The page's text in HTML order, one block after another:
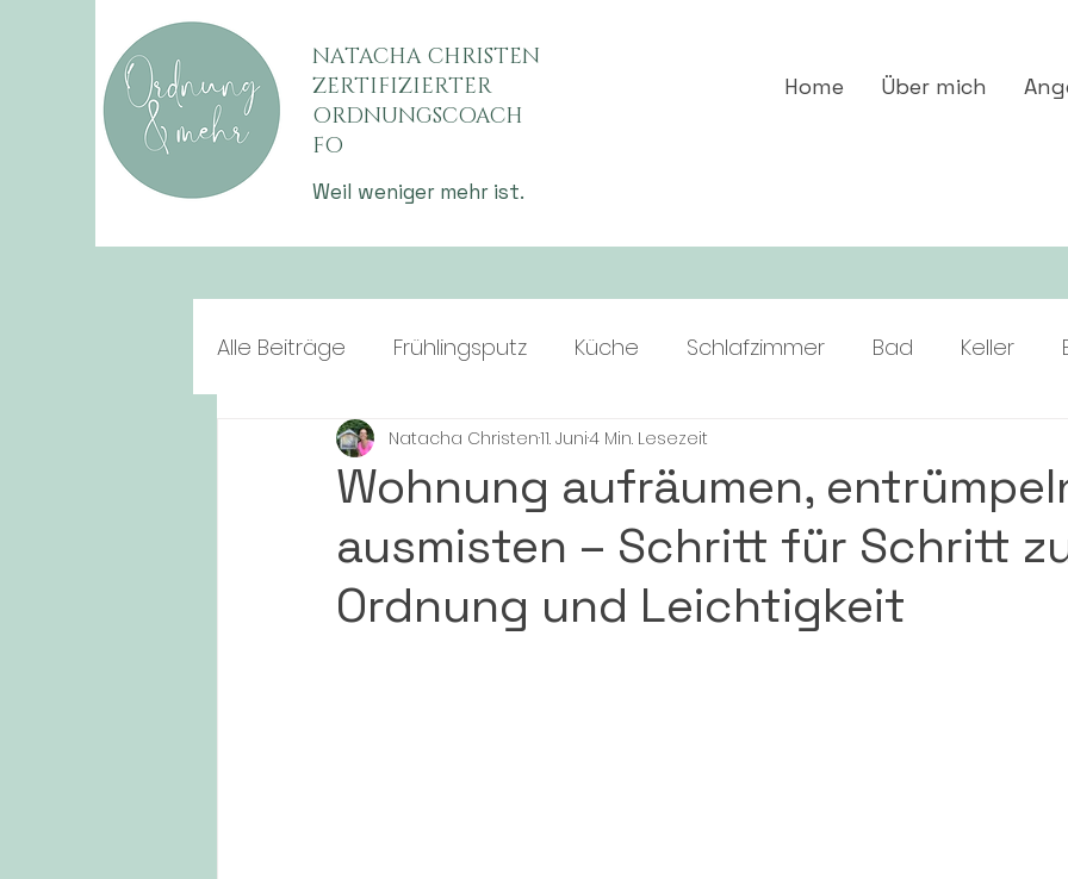
NATACHA CHRISTEN
ZERTIFIZIERTER
ORDNUNGSCOACH
FO
Weil weniger mehr ist.
Home Über mich
Alle Beiträge Frühlingsputz Küche Schlafzimmer Bad Keller
Ordnungstipps
Wohnung aufräumen,
ausmisten – Schritt für Schritt
Ordnung und Leichtigkeit
Natacha Christen11. Juni4 Min. Lesezeit